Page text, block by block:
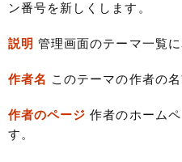
ン番号を新しくします。
説明 管理画面のテーマ一覧
作者名 このテーマの作者の名
作者のページ 作者のホーム
す。